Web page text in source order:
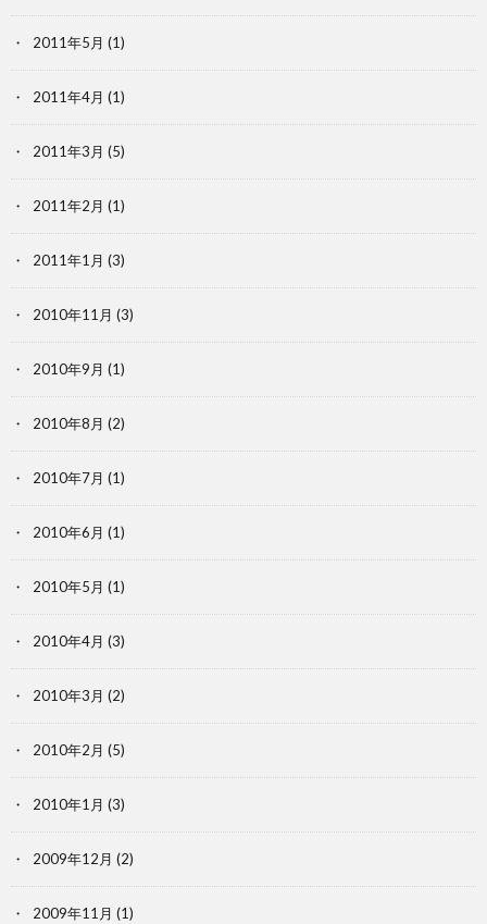
2011年5月 (1)
2011年4月 (1)
2011年3月 (5)
2011年2月 (1)
2011年1月 (3)
2010年11月 (3)
2010年9月 (1)
2010年8月 (2)
2010年7月 (1)
2010年6月 (1)
2010年5月 (1)
2010年4月 (3)
2010年3月 (2)
2010年2月 (5)
2010年1月 (3)
2009年12月 (2)
2009年11月 (1)